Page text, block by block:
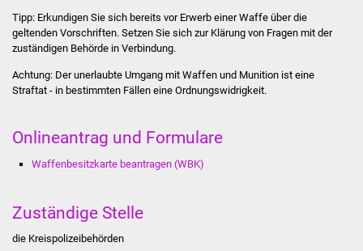
Lebenslagen
Bürgerinfos
Bildung
Schulen
Tipp:Erkundigen Sie sich bereits vor Erwerb einer Waffe über die
geltenden Vorschriften. Setzen Sie sich zur Klärung von Fragen mit der
zuständigen Behörde in Verbindung.
Achtung: Der unerlaubte Umgang mit Waffen und Munition ist eine
Straftat - in bestimmten Fällen eine Ordnungswidrigkeit.
Onlineantrag und Formulare
Waffenbesitzkarte beantragen (WBK)
Zuständige Stelle
die Kreispolizeibehörden